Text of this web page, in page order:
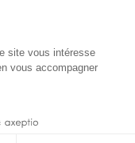
2018
site vous intéresse
vous accompagner